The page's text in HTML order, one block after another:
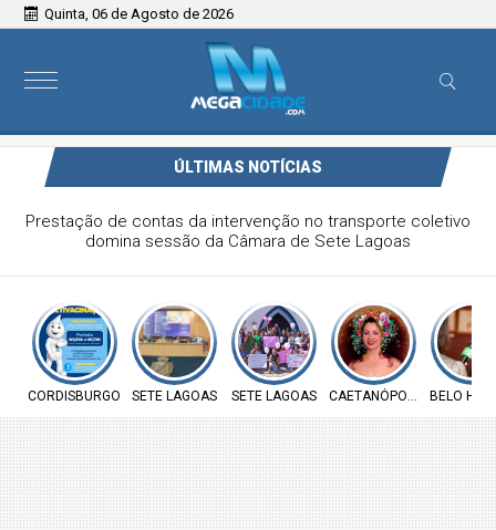
Quinta, 06 de Agosto de 2026
ÚLTIMAS NOTÍCIAS
Prestação de contas da intervenção no transporte coletivo
domina sessão da Câmara de Sete Lagoas
CORDISBURGO SETE LAGOAS SETE LAGOAS CAETANÓPOLIS BELO